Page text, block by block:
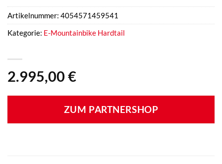
2.995,00 €
ZUM PARTNERSHOP
Artikelnummer: 4054571459541
Kategorie: E-Mountainbike Hardtail